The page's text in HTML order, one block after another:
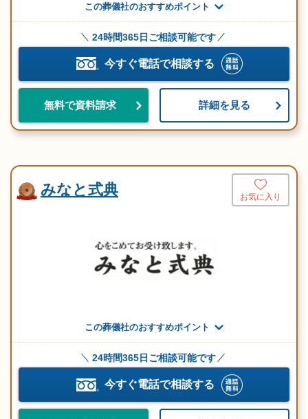
この葬儀社のおすすめポイント
24時間365日ご相談可能です
今すぐ電話で相談する
無料で資料請求 詳細を見る
みなと式典 お気に入り
この葬儀社のおすすめポイント
24時間365日ご相談可能です
今すぐ電話で相談する